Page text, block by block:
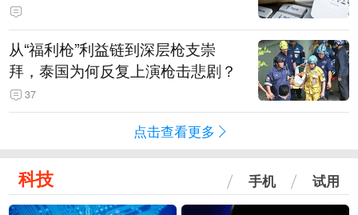
从“福利枪”利益链到深层枪支崇
拜，泰国为何反复上演枪击悲剧？
37
点击查看更多
科技 手机 试用